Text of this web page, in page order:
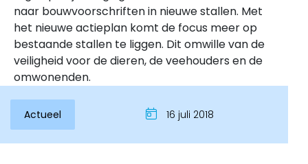
Inloggen
naar bouwvoorschriften in nieuwe stallen. Met
het nieuwe actieplan komt de focus meer op
bestaande stallen te liggen. Dit omwille van de
veiligheid voor de dieren, de veehouders en de
omwonenden.
Actueel 16 juli 2018